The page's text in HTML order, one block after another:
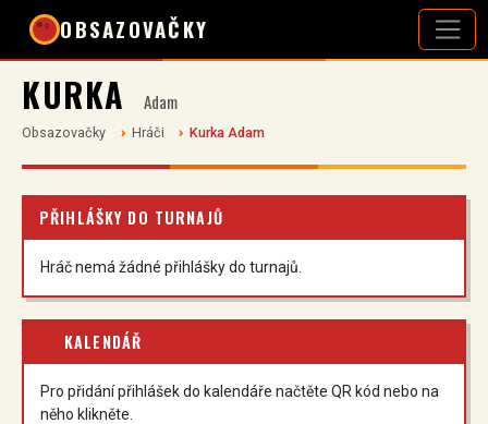
OBSAZOVAČKY
KURKA Adam
Obsazovačky Hráči Kurka Adam
PŘIHLÁŠKY DO TURNAJŮ
Hráč nemá žádné přihlášky do turnajů.
KALENDÁŘ
Pro přidání přihlášek do kalendáře načtěte QR kód nebo na
něho klikněte.